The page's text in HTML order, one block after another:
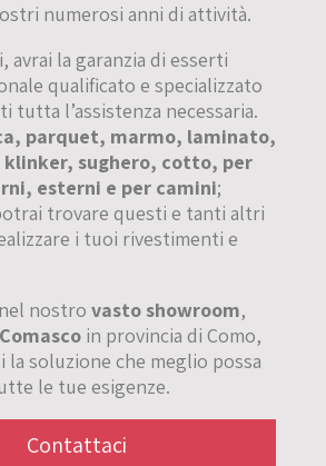
numerosi anni di attività.
avrai la garanzia di esserti
qualificato e specializzato
tutta l’assistenza necessaria.
parquet, marmo, laminato,
sughero, cotto, per
esterni e per camini;
trovare questi e tanti altri
i tuoi rivestimenti e
nostro vasto showroom,
in provincia di Como,
soluzione che meglio possa
le tue esigenze.
Contattaci